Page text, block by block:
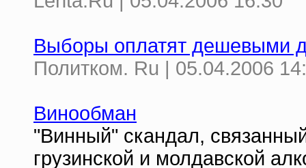
Выборы оплатят дешевыми
Политком. Ru | 05.04.2006
Винообман
"Винный" скандал,
грузинской и молдавской